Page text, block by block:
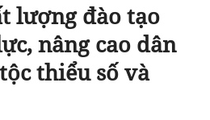
lượng đào tạo
nâng cao dân
thiểu số và